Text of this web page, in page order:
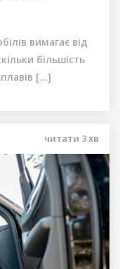
вимагає від
більшість
[…]
читати 3хв